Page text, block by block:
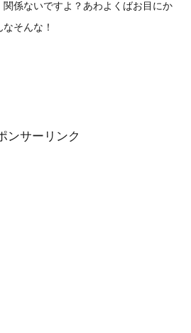
係ないですよ？あわよくばお目にか
そんな！
ンサーリンク